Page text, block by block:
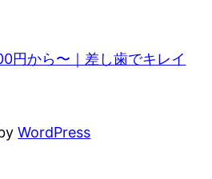
円から〜｜差し歯でキレイ
WordPress